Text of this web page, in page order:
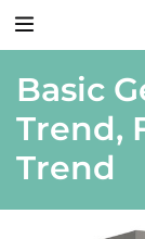
Zurück
Produkte
Basic
Trend,
Trend